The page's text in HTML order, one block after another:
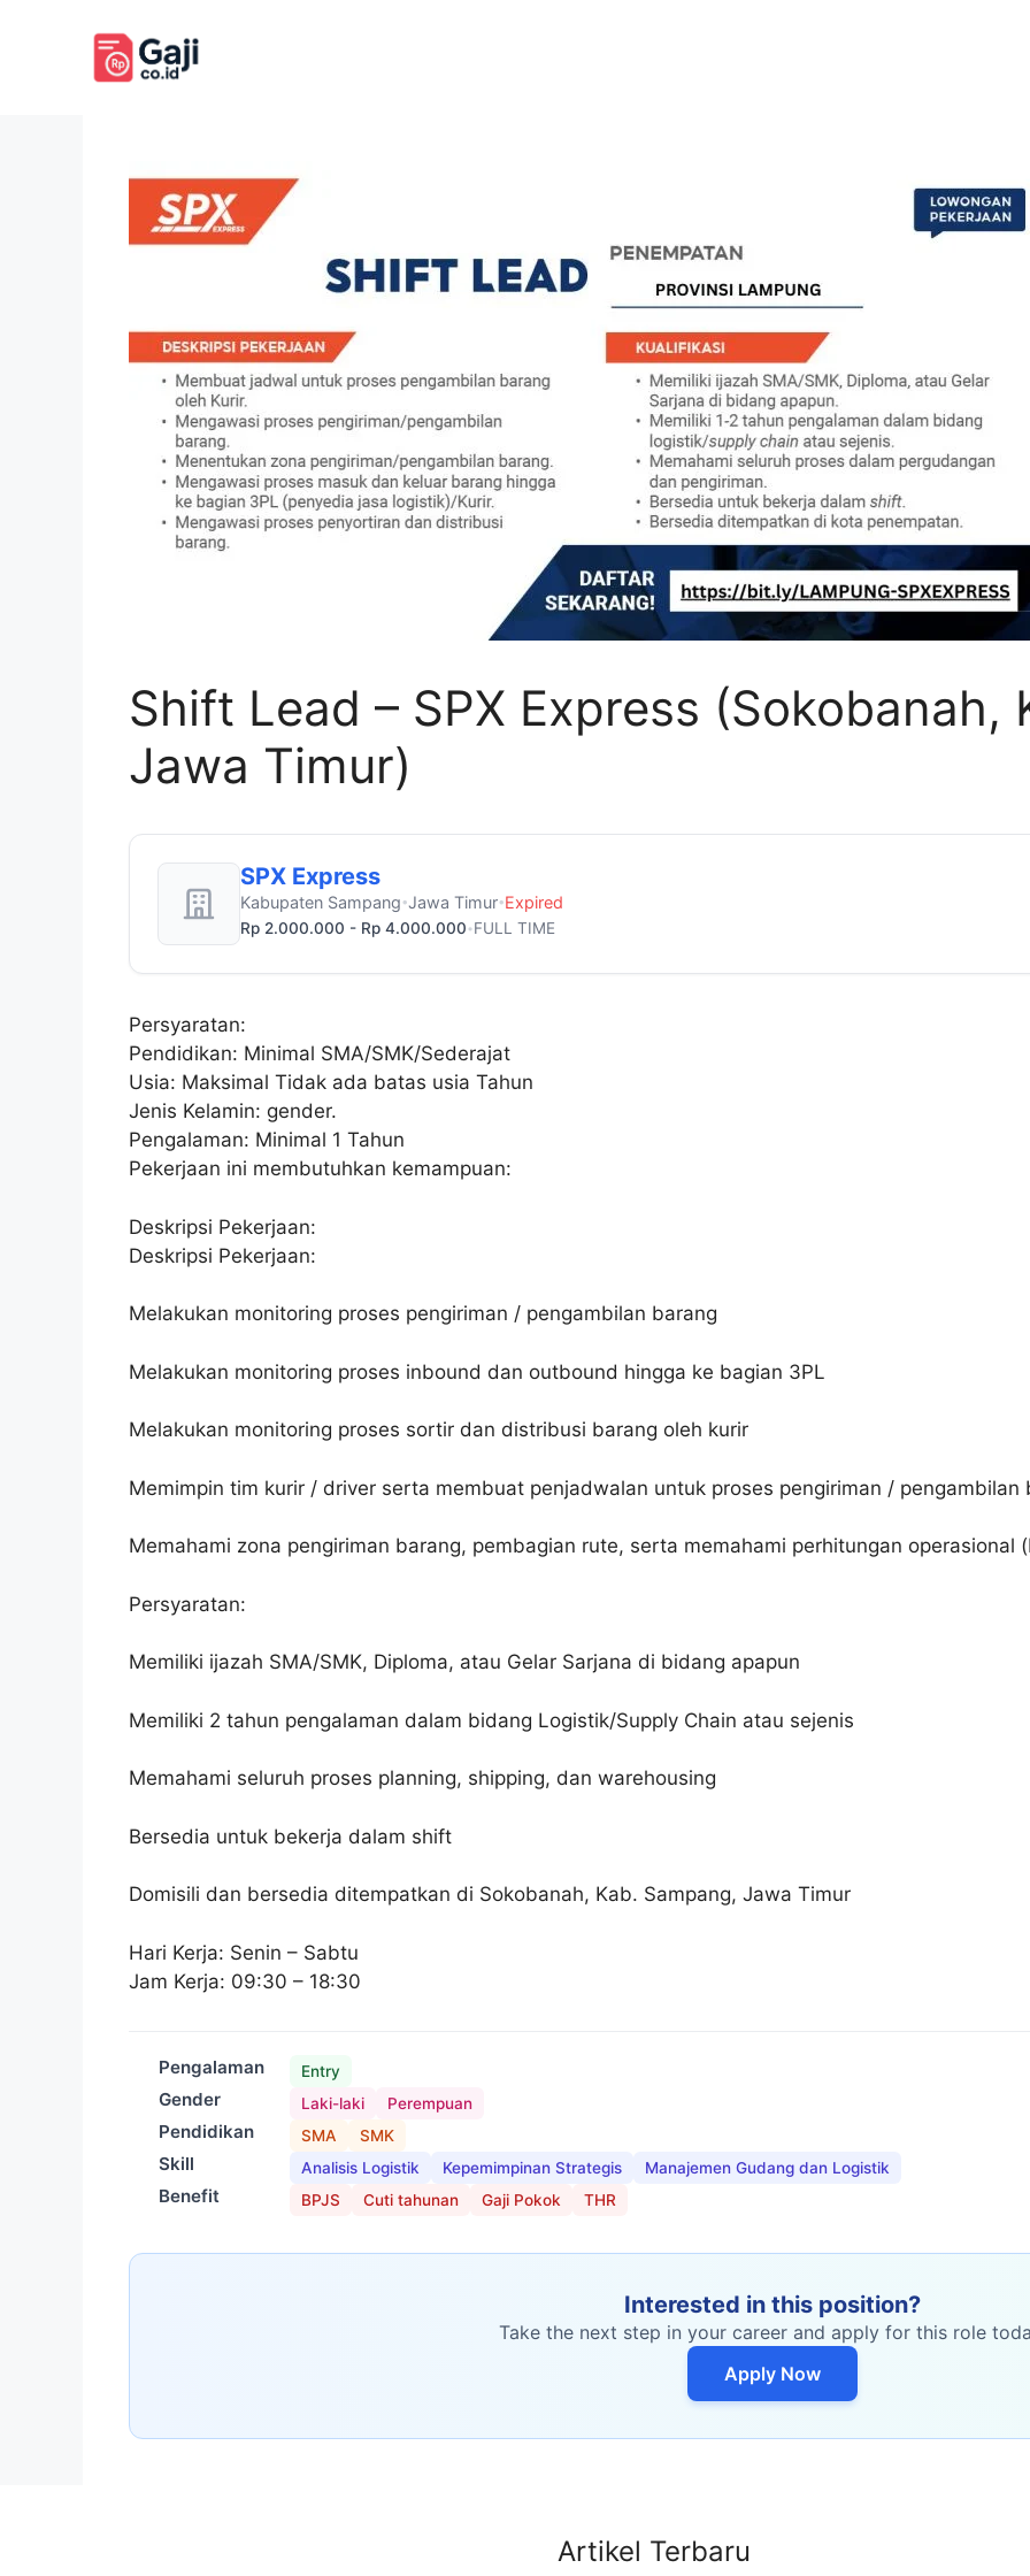
Shift Lead – SPX Express (Sokobanah,
Jawa Timur)
SPX Express
Kabupaten Sampang•Jawa Timur•Expired
Rp 2.000.000 - Rp 4.000.000 •FULL TIME
Persyaratan:
Pendidikan: Minimal SMA/SMK/Sederajat
Usia: Maksimal Tidak ada batas usia Tahun
Jenis Kelamin: gender.
Pengalaman: Minimal 1 Tahun
Pekerjaan ini membutuhkan kemampuan:
Deskripsi Pekerjaan:
Deskripsi Pekerjaan:
Melakukan monitoring proses pengiriman / pengambilan barang
Melakukan monitoring proses inbound dan outbound hingga ke bagian 3PL
Melakukan monitoring proses sortir dan distribusi barang oleh kurir
Memimpin tim kurir / driver serta membuat penjadwalan untuk proses pengiriman /
Memahami zona pengiriman barang, pembagian rute, serta memahami perhitungan operasional
Persyaratan:
Memiliki ijazah SMA/SMK, Diploma, atau Gelar Sarjana di bidang apapun
Memiliki 2 tahun pengalaman dalam bidang Logistik/Supply Chain atau sejenis
Memahami seluruh proses planning, shipping, dan warehousing
Bersedia untuk bekerja dalam shift
Domisili dan bersedia ditempatkan di Sokobanah, Kab. Sampang, Jawa Timur
Hari Kerja: Senin – Sabtu
Jam Kerja: 09:30 – 18:30
Pengalaman Entry
Gender Laki-laki Perempuan
Pendidikan SMA SMK
Skill Analisis Logistik Kepemimpinan Strategis Manajemen Gudang dan Logistik
Benefit BPJS Cuti tahunan Gaji Pokok THR
Interested in this position?
Take the next step in your career and apply for this role
Apply Now
Artikel Terbaru